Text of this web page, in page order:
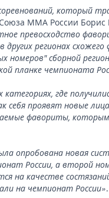
который
ММА России Борис
превосходство
регионах схожего
сборной
планке чемпионата
где
проявят новые
фавориты,
опробована новая
России, а второй
на качестве
на чемпионат России»
RCC